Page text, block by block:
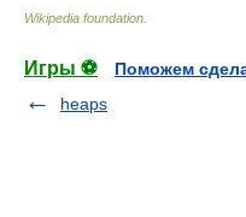
Wikipedia foundation
Игры ⚽
Поможем
heaps